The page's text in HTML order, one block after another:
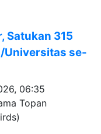
Satukan 315
Universitas se-
06:35